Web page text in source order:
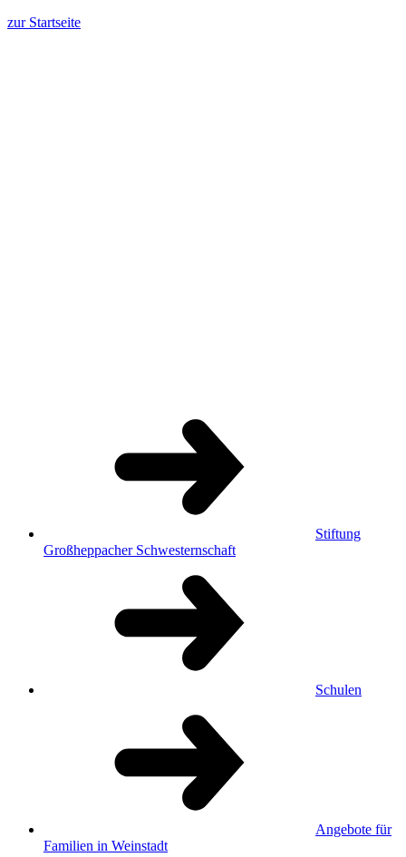
zur Startseite
Stiftung
Großheppacher Schwesternschaft
Schulen
Angebote für
Familien in Weinstadt